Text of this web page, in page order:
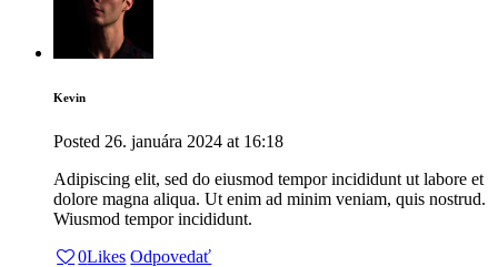
Kevin
Posted 26. januára 2024 at 16:18
Adipiscing elit, sed do eiusmod tempor incididunt ut labore et
dolore magna aliqua. Ut enim ad minim veniam, quis nostrud.
Wiusmod tempor incididunt.
0Likes Odpovedať